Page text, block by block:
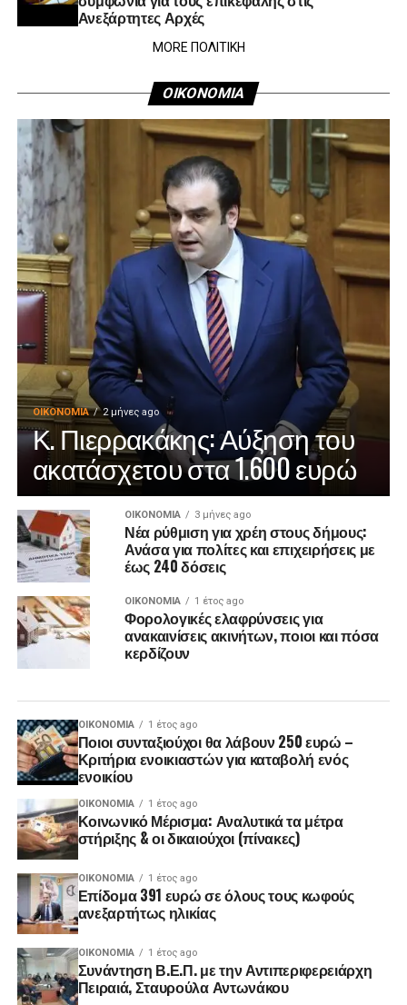
Ανεξάρτητες Αρχές
MORE ΠΟΛΙΤΙΚΗ
ΟΙΚΟΝΟΜΙΑ
ΟΙΚΟΝΟΜΊΑ 2 μήνες ago
Κ. Πιερρακάκης: Αύξηση του
ακατάσχετου στα 1.600 ευρώ
ΟΙΚΟΝΟΜΊΑ 3 μήνες ago
Νέα ρύθμιση για χρέη στους δήμους:
Ανάσα για πολίτες και επιχειρήσεις με
έως 240 δόσεις
ΟΙΚΟΝΟΜΊΑ 1 έτος ago
Φορολογικές ελαφρύνσεις για
ανακαινίσεις ακινήτων, ποιοι και πόσα
κερδίζουν
ΟΙΚΟΝΟΜΊΑ 1 έτος ago
Ποιοι συνταξιούχοι θα λάβουν 250 ευρώ –
Κριτήρια ενοικιαστών για καταβολή ενός
ενοικίου
ΟΙΚΟΝΟΜΊΑ 1 έτος ago
Κοινωνικό Μέρισμα: Αναλυτικά τα μέτρα
στήριξης & οι δικαιούχοι (πίνακες)
ΟΙΚΟΝΟΜΊΑ 1 έτος ago
Επίδομα 391 ευρώ σε όλους τους κωφούς
ανεξαρτήτως ηλικίας
ΟΙΚΟΝΟΜΊΑ 1 έτος ago
Συνάντηση Β.Ε.Π. με την Αντιπεριφερειάρχη
Πειραιά, Σταυρούλα Αντωνάκου